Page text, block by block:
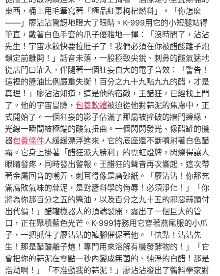
東西，桶上用毛筆寫著「極品紅棗枸杞燃料」。「你怎麼
——」廖沾沾驚訝地瞪大了眼睛。K-999用它的小短腿站得
筆直，戴著白色手套的爪子優雅地一揮：「沒時間了，沾沾
先生！宇宙水餃快要拉肚子了！我們必須在你被醋酸離子炮
鎖定前離開！」話音未落，一股極致尖銳、刺鼻的酸氣猛地
從店門口灌入，伴隨著一個狂妄自大的電子音效：「警告！
這裡的醬油比例嚴重失衡！百分之九十九點九九的醋，才是
真理！」廖沾沾知道，這是他的宿敵，王醋狂，已經找上門
了。他的宇宙冒險， 包養軟體被迫從他對蒜泥的焦慮中，正
式開始了。一個狂妄的影子佔滿了那扇被撞破的牆門邊緣，
光線一瞬間被極端的酸氣扭曲。一個閃閃發光、像醋罐的機
器包養條件人緩緩漂浮進來，它的底座還不斷噴射著白色醋
霧。它身上掛著「醋狂派大勝利」的霓虹燈牌，閃爍得讓人
眼睛發疼，同時發出警報。王醋狂的聲音再次響起，這次帶
著金屬回音的嘲弄，刺耳得像是磨砂紙。「廖沾沾！你那充
滿腐敗氣味的蒜泥，是對醬料學的侮辱！必須淨化！」「你
將為你那百分之五的醬油，以及百分之九十五的邪惡蒜頭付
出代價！」醋罐機器人的頂端裂開，露出了一個巨大的管
口，正在聚積藍色光芒。K-999特務用它穿著燕尾服的小爪
子，一把抓住了廖沾沾的褲腳催促著他。「快點！沾沾先
生！那是醋酸離子炮！專門用來溶解有機發酵物的！」「它
會把你的蒜泥在零點一秒內變成無菌的、純淨的白醋！那是
浩劫啊！」「不准動我的蒜泥！」廖沾沾發出了醬料學家對